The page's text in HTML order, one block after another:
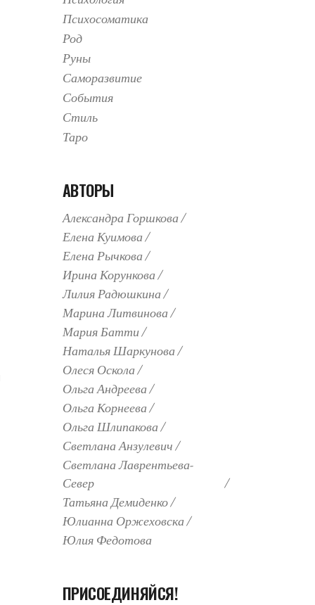
Психосоматика
Род
Руны
Саморазвитие
События
Стиль
Таро
АВТОРЫ
Александра Горшкова
Елена Куимова
Елена Рычкова
Ирина Корункова
Лилия Радюшкина
Марина Литвинова
Мария Батти
Наталья Шаркунова
Олеся Оскола
Ольга Андреева
Ольга Корнеева
Ольга Шлипакова
Светлана Анзулевич
Светлана Лаврентьева-
Север
Татьяна Демиденко
Юлианна Оржеховска
Юлия Федотова
ПРИСОЕДИНЯЙСЯ!